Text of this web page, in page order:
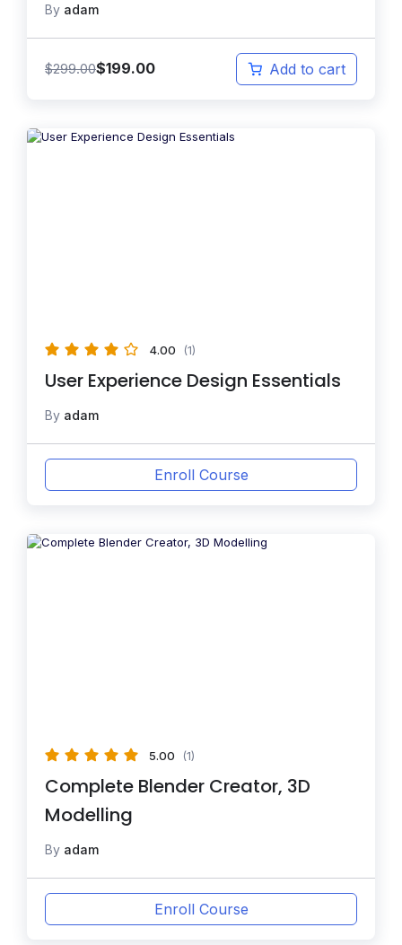
By adam
$299.00$199.00 Add to cart
4.00 (1)
User Experience Design Essentials
By adam
Enroll Course
5.00 (1)
Complete Blender Creator, 3D
Modelling
By adam
Enroll Course